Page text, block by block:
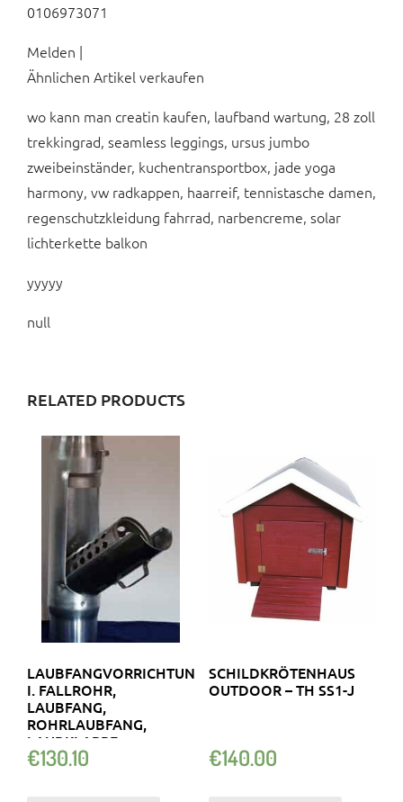
0106973071
Melden |
Ähnlichen Artikel verkaufen
wo kann man creatin kaufen, laufband wartung, 28 zoll
trekkingrad, seamless leggings, ursus jumbo
zweibeinständer, kuchentransportbox, jade yoga
harmony, vw radkappen, haarreif, tennistasche damen,
regenschutzkleidung fahrrad, narbencreme, solar
lichterkette balkon
yyyyy
null
RELATED PRODUCTS
LAUBFANGVORRICHTUNG
I. FALLROHR,
LAUBFANG,
ROHRLAUBFANG,
LAUBKLAPPE
€130.10
SCHILDKRÖTENHAUS
OUTDOOR – TH SS1-J
€140.00